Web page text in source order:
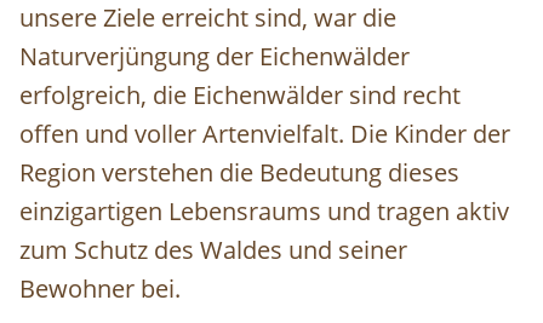
unsere Ziele erreicht sind, war die
Naturverjüngung der Eichenwälder
erfolgreich, die Eichenwälder sind recht
offen und voller Artenvielfalt. Die Kinder der
Region verstehen die Bedeutung dieses
einzigartigen Lebensraums und tragen aktiv
zum Schutz des Waldes und seiner
Bewohner bei.